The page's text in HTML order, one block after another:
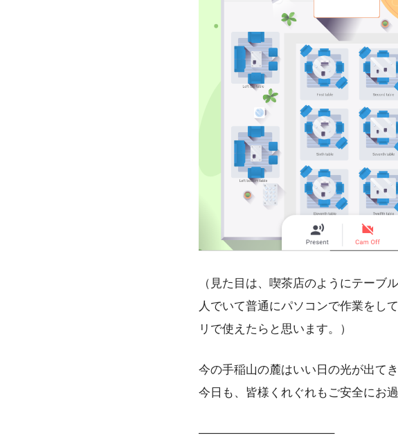
（見た目は、喫茶店のようにテーブ
人でいて普通にパソコンで作業をし
リで使えたらと思います。）
今の手稲山の麓はいい日の光が出て
今日も、皆様くれぐれもご安全にお過
———————————–